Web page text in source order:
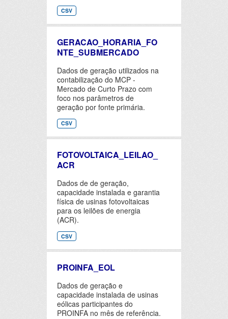
CSV
GERACAO_HORARIA_FO
NTE_SUBMERCADO
Dados de geração utilizados na
contabilização do MCP -
Mercado de Curto Prazo com
foco nos parâmetros de
geração por fonte primária.
CSV
FOTOVOLTAICA_LEILAO_
ACR
Dados de de geração,
capacidade instalada e garantia
física de usinas fotovoltaicas
para os leilões de energia
(ACR).
CSV
PROINFA_EOL
Dados de geração e
capacidade instalada de usinas
eólicas participantes do
PROINFA no mês de referência.